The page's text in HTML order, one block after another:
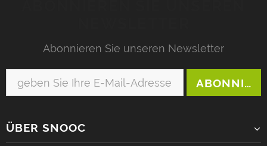
Abonnieren Sie unseren Newsletter
ÜBER SNOOC